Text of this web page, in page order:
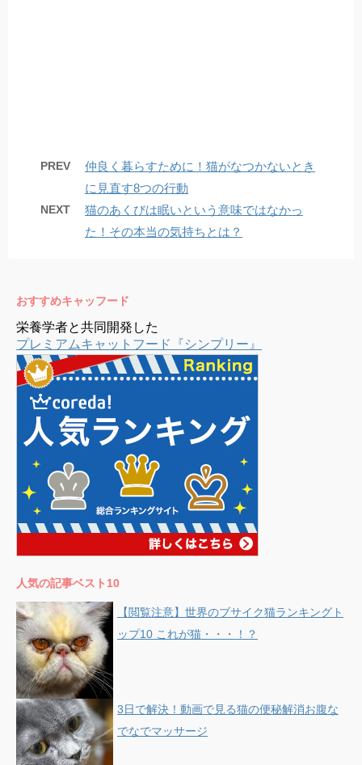
PREV
仲良く暮らすために！猫がなつかないとき
に見直す8つの行動
NEXT
猫のあくびは眠いという意味ではなかっ
た！その本当の気持ちとは？
おすすめキャッフード
栄養学者と共同開発した
プレミアムキャットフード『シンプリー』
人気の記事ベスト10
【閲覧注意】世界のブサイク猫ランキングト
ップ10 これが猫・・・！？
3日で解決！動画で見る猫の便秘解消お腹な
でなでマッサージ